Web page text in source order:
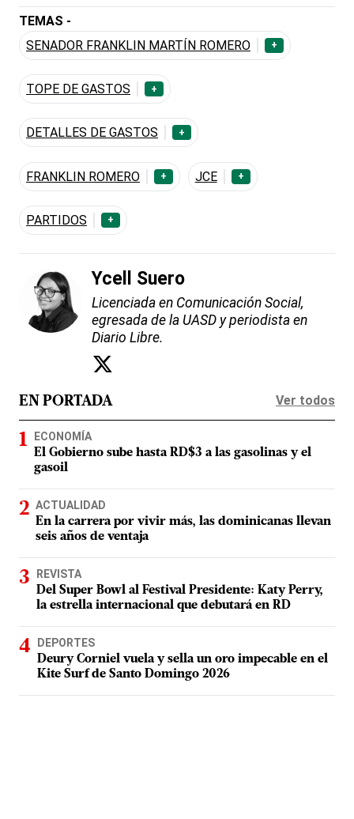
TEMAS -
SENADOR FRANKLIN MARTÍN ROMERO
+
TOPE DE GASTOS +
DETALLES DE GASTOS +
FRANKLIN ROMERO + JCE +
PARTIDOS +
Ycell Suero
Licenciada en Comunicación Social,
egresada de la UASD y periodista en
Diario Libre.
EN PORTADA Ver todos
ECONOMÍA
El Gobierno sube hasta RD$3 a las gasolinas y el
gasoil
ACTUALIDAD
En la carrera por vivir más, las dominicanas llevan
seis años de ventaja
REVISTA
Del Super Bowl al Festival Presidente: Katy Perry,
la estrella internacional que debutará en RD
DEPORTES
Deury Corniel vuela y sella un oro impecable en el
Kite Surf de Santo Domingo 2026